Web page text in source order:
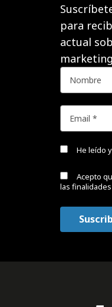
para
actual
He leído
Acepto
las